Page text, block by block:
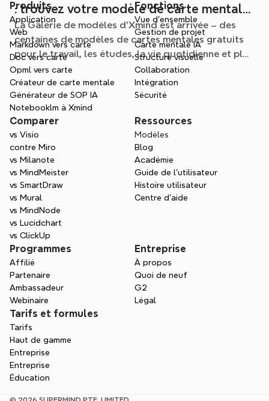
: trouvez votre modèle de carte mentale
pour chaque situation
La Galerie de modèles d'Xmind est arrivée – des
centaines de modèles de cartes mentales gratuits
pour le travail, les études, la vie quotidienne et plus
encore. Trouvez le point de départ idéal et oubliez
la page blanche.
Produits
Application
Web
Markdown vers carte
Doc vers carte
Opml vers carte
Créateur de carte mentale
Générateur de SOP IA
Notebooklm à Xmind
Fonctions
Vue d'ensemble
Gestion de projet
Carte mentale IA
Structure visuelle
Collaboration
Intégration
Sécurité
Comparer
vs Visio
contre Miro
vs Milanote
vs MindMeister
vs SmartDraw
vs Mural
vs MindNode
vs Lucidchart
vs ClickUp
Ressources
Modèles
Blog
Académie
Guide de l’utilisateur
Histoire utilisateur
Centre d'aide
Programmes
Affilié
Partenaire
Ambassadeur
Webinaire
Entreprise
À propos
Quoi de neuf
G2
Légal
Tarifs et formules
Tarifs
Haut de gamme
Entreprise
Entreprise
Éducation